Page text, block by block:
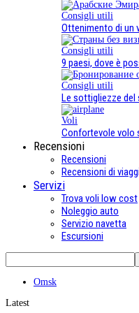
Consigli utili
Ottenimento di un
Consigli utili
9 paesi, dove è
Consigli utili
Le sottigliezze
Voli
Confortevole volo
Recensioni
Recensioni
Recensioni di
Servizi
Trova voli low cost
Noleggio auto
Servizio navetta
Escursioni
Omsk
Latest